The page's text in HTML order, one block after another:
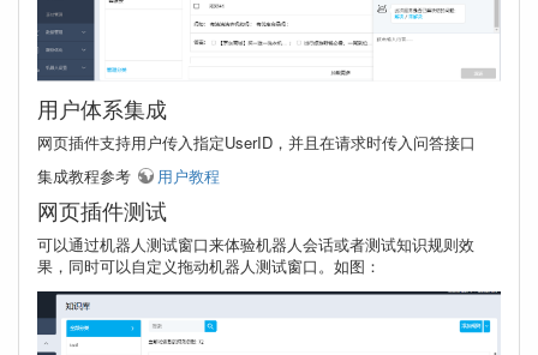
用户体系集成
网页插件支持用户传入指定UserID，并且在请求时传入问答接口
集成教程参考
用户教程
网页插件测试
可以通过机器人测试窗口来体验机器人会话或者测试知识规则效
果，同时可以自定义拖动机器人测试窗口。如图：